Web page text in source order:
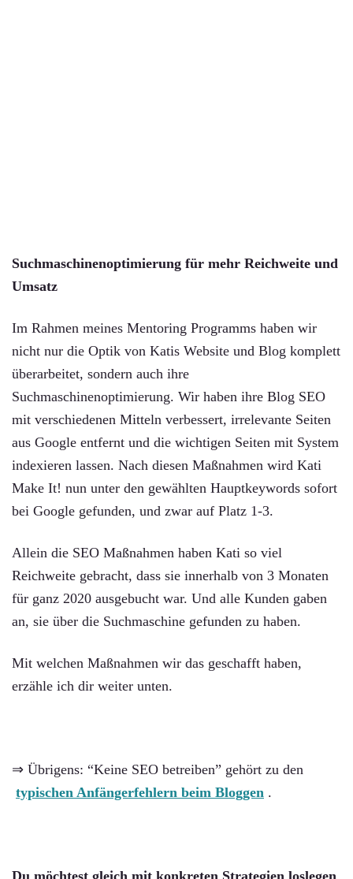
Suchmaschinenoptimierung für mehr Reichweite und
Umsatz
Im Rahmen meines Mentoring Programms haben wir
nicht nur die Optik von Katis Website und Blog komplett
überarbeitet, sondern auch ihre
Suchmaschinenoptimierung. Wir haben ihre Blog SEO
mit verschiedenen Mitteln verbessert, irrelevante Seiten
aus Google entfernt und die wichtigen Seiten mit System
indexieren lassen. Nach diesen Maßnahmen wird Kati
Make It! nun unter den gewählten Hauptkeywords sofort
bei Google gefunden, und zwar auf Platz 1-3.
Allein die SEO Maßnahmen haben Kati so viel
Reichweite gebracht, dass sie innerhalb von 3 Monaten
für ganz 2020 ausgebucht war. Und alle Kunden gaben
an, sie über die Suchmaschine gefunden zu haben.
Mit welchen Maßnahmen wir das geschafft haben,
erzähle ich dir weiter unten.
⇒ Übrigens: “Keine SEO betreiben” gehört zu den
typischen Anfängerfehlern beim Bloggen .
Du möchtest gleich mit konkreten Strategien loslegen